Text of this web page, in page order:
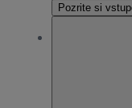
Pozrite si